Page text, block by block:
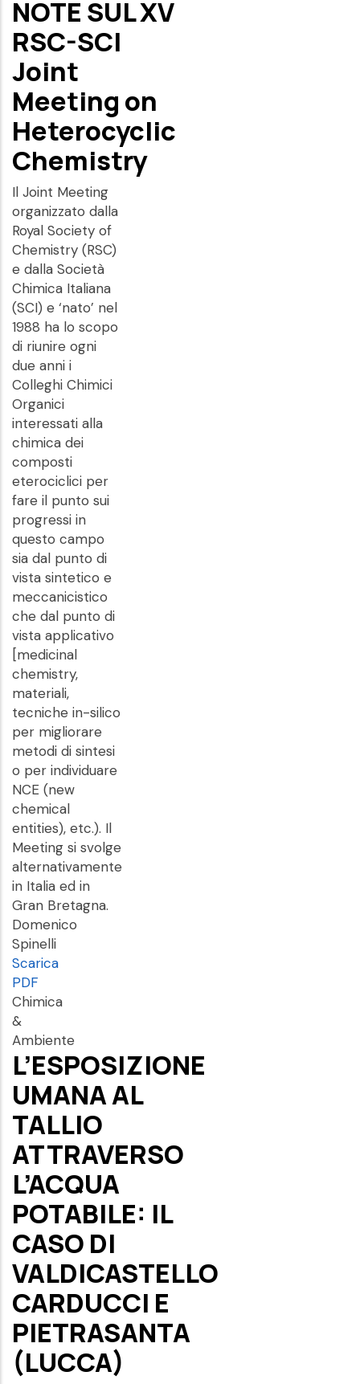
NOTE SUL XV
RSC-SCI
Joint
Meeting on
Heterocyclic
Chemistry
Il Joint Meeting
organizzato dalla
Royal Society of
Chemistry (RSC)
e dalla Società
Chimica Italiana
(SCI) e ‘nato’ nel
1988 ha lo scopo
di riunire ogni
due anni i
Colleghi Chimici
Organici
interessati alla
chimica dei
composti
eterociclici per
fare il punto sui
progressi in
questo campo
sia dal punto di
vista sintetico e
meccanicistico
che dal punto di
vista applicativo
[medicinal
chemistry,
materiali,
tecniche in-silico
per migliorare
metodi di sintesi
o per individuare
NCE (new
chemical
entities), etc.). Il
Meeting si svolge
alternativamente
in Italia ed in
Gran Bretagna.
Domenico
Spinelli
Scarica
PDF
Chimica
&
Ambiente
L’ESPOSIZIONE
UMANA AL
TALLIO
ATTRAVERSO
L’ACQUA
POTABILE: IL
CASO DI
VALDICASTELLO
CARDUCCI E
PIETRASANTA
(LUCCA)